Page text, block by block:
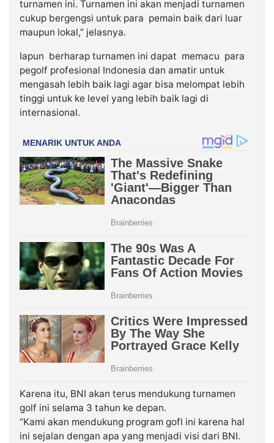
turnamen ini. Turnamen ini akan menjadi turnamen
cukup bergengsi untuk para pemain baik dari luar
maupun lokal,” jelasnya.
Iapun berharap turnamen ini dapat memacu para
pegolf profesional Indonesia dan amatir untuk
mengasah lebih baik lagi agar bisa melompat lebih
tinggi untuk ke level yang lebih baik lagi di
internasional.
Karena itu, BNI akan terus mendukung turnamen
golf ini selama 3 tahun ke depan.
“Kami akan mendukung program gofl ini karena hal
ini sejalan dengan apa yang menjadi visi dari BNI.